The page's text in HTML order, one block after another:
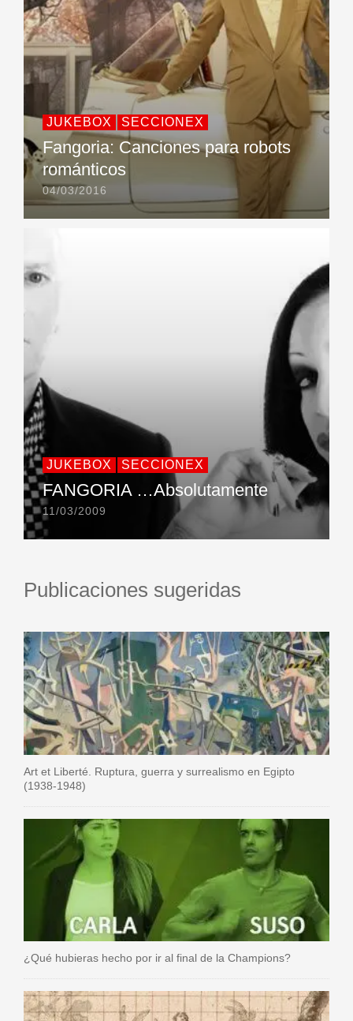
JUKEBOX SECCIONEX
Fangoria: Canciones para robots
románticos
04/03/2016
JUKEBOX SECCIONEX
FANGORIA …Absolutamente
11/03/2009
Publicaciones sugeridas
Art et Liberté. Ruptura, guerra y surrealismo en Egipto
(1938-1948)
¿Qué hubieras hecho por ir al final de la Champions?